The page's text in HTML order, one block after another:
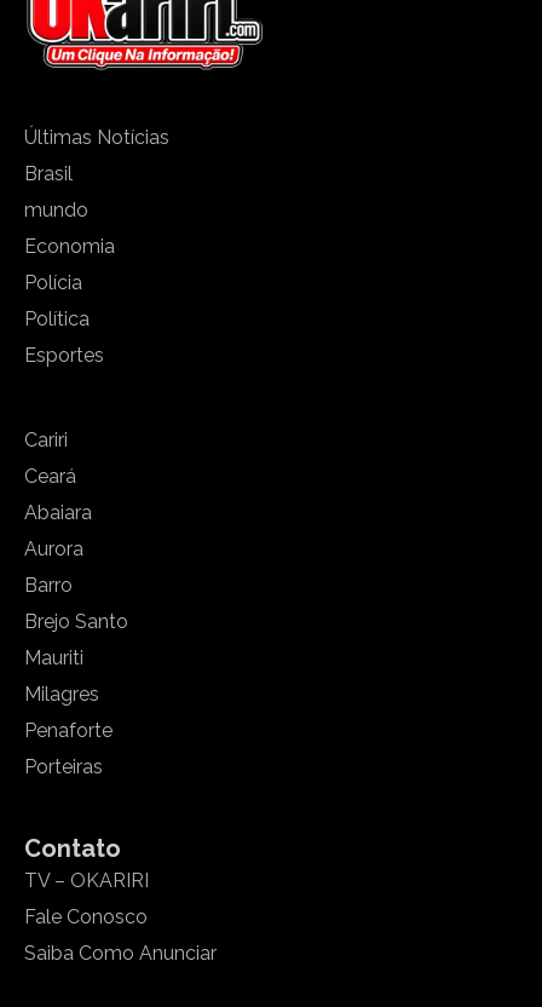
Últimas Notícias
Brasil
mundo
Economia
Polícia
Política
Esportes
Cariri
Ceará
Abaiara
Aurora
Barro
Brejo Santo
Mauriti
Milagres
Penaforte
Porteiras
Contato
TV – OKARIRI
Fale Conosco
Saiba Como Anunciar